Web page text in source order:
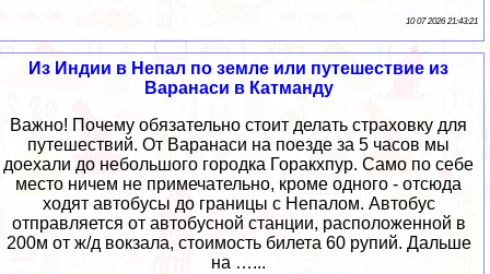
10 07 2026 21:43:21
Из Индии в Непал по земле или путешествие из
Варанаси в Катманду
Важно! Почему обязательно стоит делать страховку для
путешествий. От Варанаси на поезде за 5 часов мы
доехали до небольшого городка Горакхпур. Само по себе
место ничем не примечательно, кроме одного - отсюда
ходят автобусы до границы с Непалом. Автобус
отправляется от автобусной станции, расположенной в
200м от ж/д вокзала, стоимость билета 60 рупий. Дальше
на …...